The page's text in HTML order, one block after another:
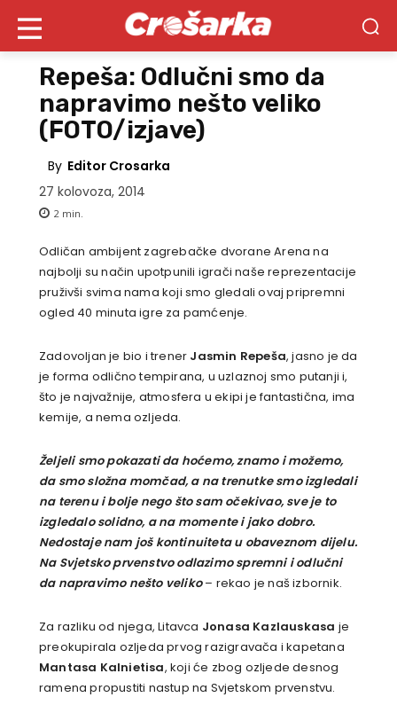
Repeša: Odlučni smo da
napravimo nešto veliko
(FOTO/izjave)
By Editor Crosarka
27 kolovoza, 2014
2 min.
Odličan ambijent zagrebačke dvorane Arena na
najbolji su način upotpunili igrači naše reprezentacije
pruživši svima nama koji smo gledali ovaj pripremni
ogled 40 minuta igre za pamćenje.
Zadovoljan je bio i trener Jasmin Repeša, jasno je da
je forma odlično tempirana, u uzlaznoj smo putanji i,
što je najvažnije, atmosfera u ekipi je fantastična, ima
kemije, a nema ozljeda.
Željeli smo pokazati da hoćemo, znamo i možemo,
da smo složna momčad, a na trenutke smo izgledali
na terenu i bolje nego što sam očekivao, sve je to
izgledalo solidno, a na momente i jako dobro.
Nedostaje nam još kontinuiteta u obaveznom dijelu.
Na Svjetsko prvenstvo odlazimo spremni i odlučni
da napravimo nešto veliko– rekao je naš izbornik.
Za razliku od njega, Litavca Jonasa Kazlauskasa je
preokupirala ozljeda prvog razigravača i kapetana
Mantasa Kalnietisa, koji će zbog ozljede desnog
ramena propustiti nastup na Svjetskom prvenstvu.